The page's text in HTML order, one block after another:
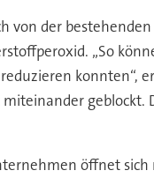
von der
„So
konnten“,
öffnet